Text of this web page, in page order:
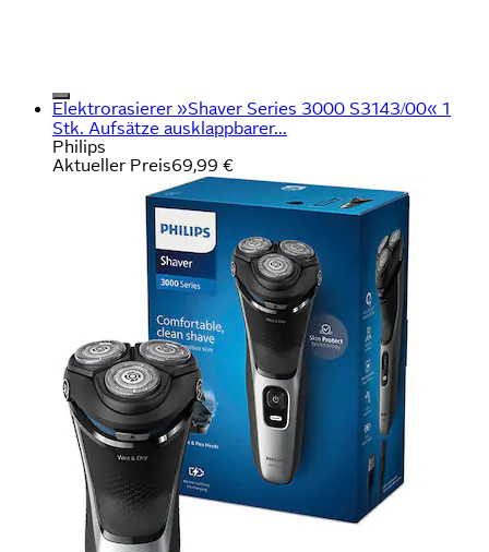
Elektrorasierer »Shaver Series 3000 S3143/00« 1
Stk. Aufsätze ausklappbarer...
Philips
Aktueller Preis69,99 €